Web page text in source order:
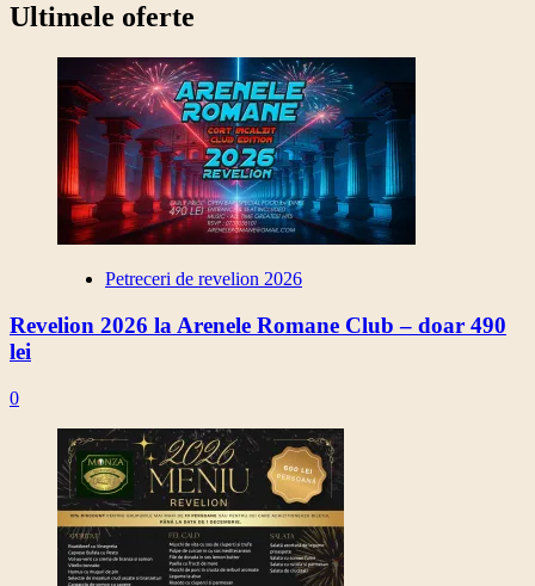
Ultimele oferte
Petreceri de revelion 2026
Revelion 2026 la Arenele Romane Club – doar 490
lei
0